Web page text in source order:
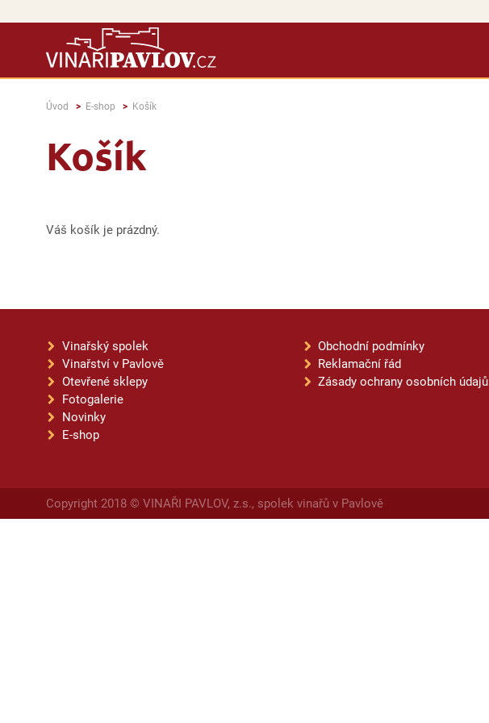
Úvod E-shop Košík
Košík
Váš košík je prázdný.
Vinařský spolek
Vinařství v Pavlově
Otevřené sklepy
Fotogalerie
Novinky
E-shop
Obchodní podmínky
Reklamační řád
Zásady ochrany osobních údajů
Copyright 2018 © VINAŘI PAVLOV, z.s., spolek vinařů v Pavlově